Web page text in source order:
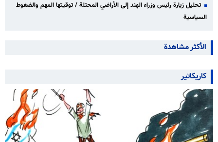
تحليل زيارة رئيس وزراء الهند إلى الأراضي المحتلة / توقيتها المهم والضغوط
السياسية
الأكثر مشاهدة
كاريكاتير